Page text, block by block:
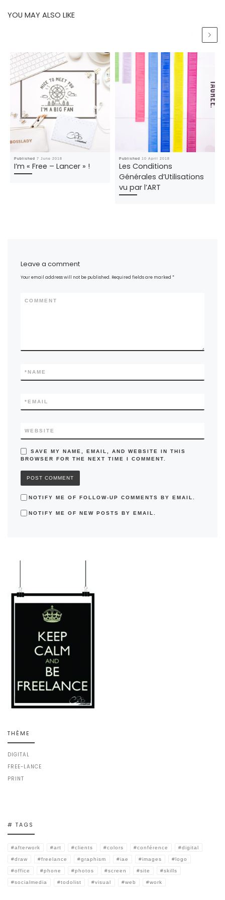
YOU MAY ALSO LIKE
Published 7 June 2018
I’m « Free – Lancer » !
Published 10 April 2018
Les Conditions
Générales d’Utilisations
vu par l’ART
Leave a comment
Your email address will not be published.Required fields are marked *
COMMENT
NAME
*
EMAIL
*
WEBSITE
SAVE MY NAME, EMAIL, AND WEBSITE IN THIS
BROWSER FOR THE NEXT TIME I COMMENT.
NOTIFY ME OF FOLLOW-UP COMMENTS BY EMAIL.
NOTIFY ME OF NEW POSTS BY EMAIL.
THÈME
DIGITAL
FREE-LANCE
PRINT
# TAGS
#afterwork #art #clients #colors #conférence #digital
#draw #freelance #graphism #iae #images #logo
#office #phone #photos #screen #site #skills
#socialmedia #todolist #visual #web #work